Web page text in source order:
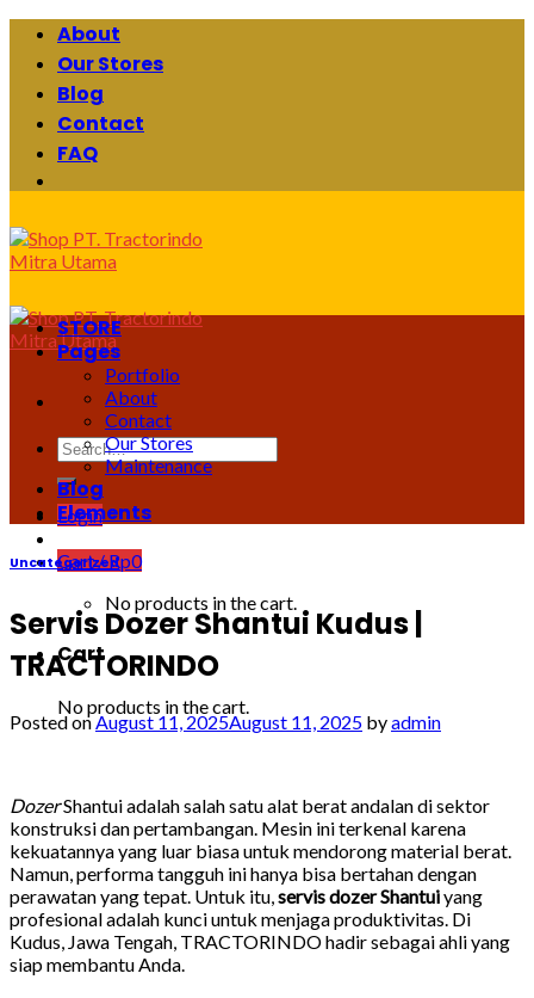
Skip
content
About
Our Stores
Blog
Contact
FAQ
Search
for:
Login
Cart /Rp0
No products in the cart.
Cart
No products in the cart.
STORE
Pages
Portfolio
About
Contact
Our Stores
Maintenance
Blog
Elements
Uncategorized
Servis Dozer Shantui Kudus |
TRACTORINDO
Posted onAugust 11, 2025August 11, 2025 byadmin
DozerShantui adalah salah satu alat berat andalan di sektor
konstruksi dan pertambangan. Mesin ini terkenal karena
kekuatannya yang luar biasa untuk mendorong material berat.
Namun, performa tangguh ini hanya bisa bertahan dengan
perawatan yang tepat. Untuk itu,servis dozer Shantuiyang
profesional adalah kunci untuk menjaga produktivitas. Di
Kudus, Jawa Tengah, TRACTORINDO hadir sebagai ahli yang
siap membantu Anda.